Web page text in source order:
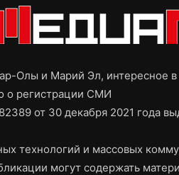
Олы и Марий Эл, интересное
о регистрации СМИ
от 30 декабря 2021 года
технологий и массовых
могут содержать